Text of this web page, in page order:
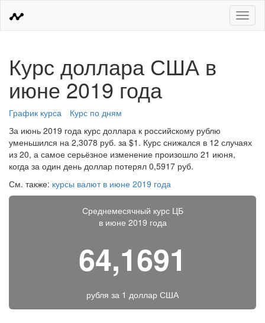
Меню
Курс доллара США в
июне 2019 года
График курса
Курс по дням
За июнь 2019 года курс доллара к российскому рублю
уменьшился на 2,3078 руб. за $1. Курс снижался в 12 случаях
из 20, а самое серьёзное изменение произошло 21 июня,
когда за один день доллар потерял 0,5917 руб.
См. также: курсы валют в июне 2019 года
Среднемесячный курс ЦБ
в июне 2019 года
64,1691
рубля за 1 доллар США